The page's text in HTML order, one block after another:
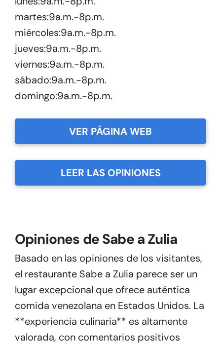
martes:9a.m.-8p.m.
miércoles:9a.m.-8p.m.
jueves:9a.m.-8p.m.
viernes:9a.m.-8p.m.
sábado:9a.m.-8p.m.
domingo:9a.m.-8p.m.
VER PÁGINA WEB
LEER LAS OPINIONES
Opiniones de Sabe a Zulia
Basado en las opiniones de los visitantes,
el restaurante Sabe a Zulia parece ser un
lugar excepcional que ofrece auténtica
comida venezolana en Estados Unidos. La
**experiencia culinaria** es altamente
valorada, con comentarios positivos